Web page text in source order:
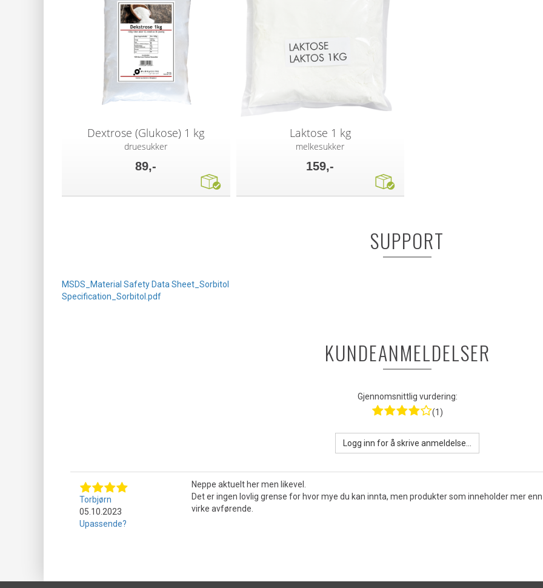
Dextrose (Glukose) 1 kg
druesukker
89,-
Laktose 1 kg
melkesukker
159,-
SUPPORT
MSDS_Material Safety Data Sheet_Sorbitol
Specification_Sorbitol.pdf
KUNDEANMELDELSER
Gjennomsnittlig vurdering:
(1)
Logg inn for å skrive anmeldelse...
Torbjørn
05.10.2023
Upassende?
Neppe aktuelt her men likevel.
Det er ingen lovlig grense for hvor mye du kan innta, men produkter som inneholder mer